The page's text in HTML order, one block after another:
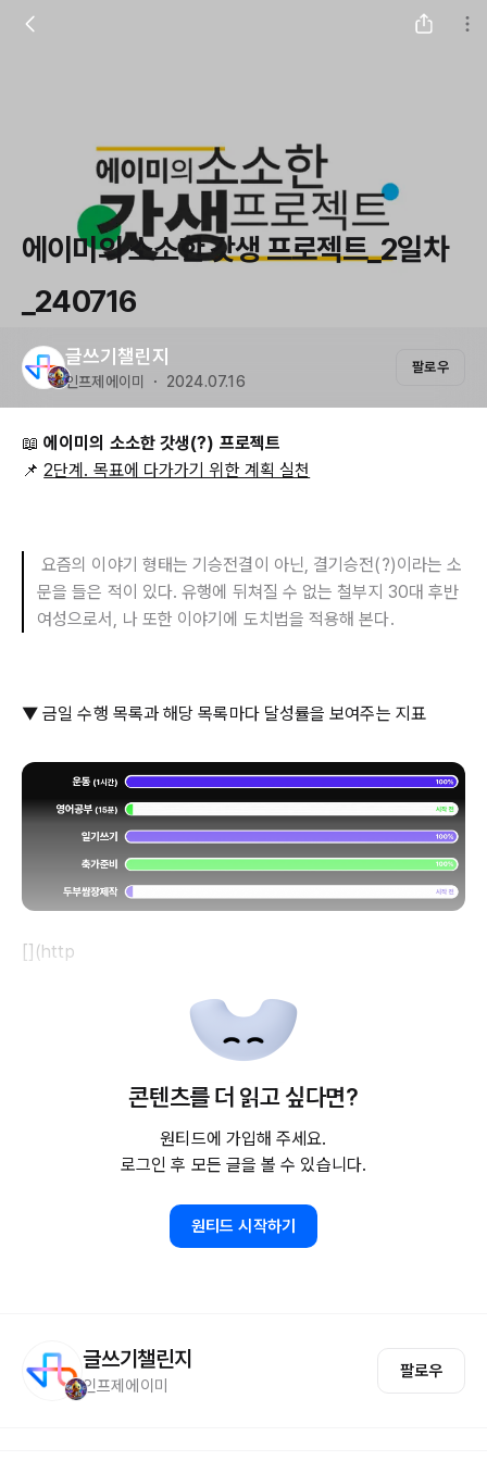
에이미의 소소한 갓생 프로젝트_2일차
_240716
글쓰기챌린지
인프제에이미 ・ 2024.07.16
팔로우
📖에이미의 소소한 갓생(?) 프로젝트
📌2단계. 목표에 다가가기 위한 계획 실천
요즘의 이야기 형태는 기승전결이 아닌, 결기승전(?)이라는 소
문을 들은 적이 있다. 유행에 뒤쳐질 수 없는 철부지 30대 후반
여성으로서, 나 또한 이야기에 도치법을 적용해 본다.
▼ 금일 수행 목록과 해당 목록마다 달성률을 보여주는 지표
[](http
콘텐츠를 더 읽고 싶다면?
원티드에 가입해 주세요.
로그인 후 모든 글을 볼 수 있습니다.
원티드 시작하기
글쓰기챌린지
인프제에이미
팔로우